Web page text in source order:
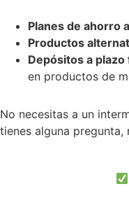
Planes de ahorro
Productos
Depósitos a
en productos de
No necesitas a un
tienes alguna